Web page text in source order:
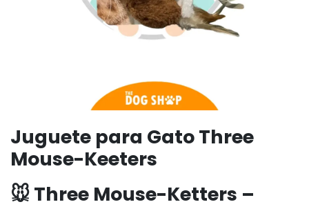
Juguete para Gato Three
Mouse-Keeters
🐭 Three Mouse-Ketters –